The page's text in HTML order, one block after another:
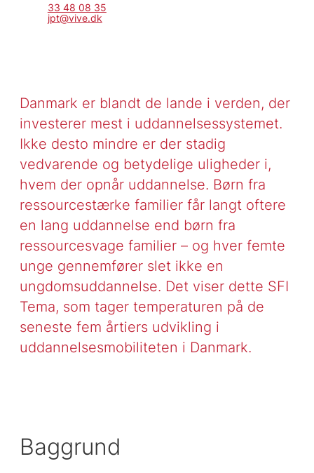
33 48 08 35
jpt@vive.dk
Danmark er blandt de lande i verden, der
investerer mest i uddannelsessystemet.
Ikke desto mindre er der stadig
vedvarende og betydelige uligheder i,
hvem der opnår uddannelse. Børn fra
ressourcestærke familier får langt oftere
en lang uddannelse end børn fra
ressourcesvage familier – og hver femte
unge gennemfører slet ikke en
ungdomsuddannelse. Det viser dette SFI
Tema, som tager temperaturen på de
seneste fem årtiers udvikling i
uddannelsesmobiliteten i Danmark.
Baggrund